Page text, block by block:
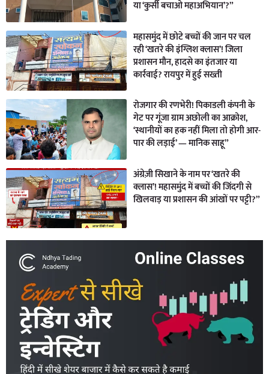
या ‘कुर्सी बचाओ महाअभियान’?”
महासमुंद में छोटे बच्चों की जान पर चल
रही ‘खतरे की इंग्लिश क्लास’! जिला
प्रशासन मौन, हादसे का इंतजार या
कार्रवाई? रायपुर में हुई सख्ती
रोजगार की रणभेरी! पिकाडली कंपनी के
गेट पर गूंजा ग्राम अछोली का आक्रोश,
‘स्थानीयों का हक नहीं मिला तो होगी आर-
पार की लड़ाई’ — मानिक साहू”
अंग्रेज़ी सिखाने के नाम पर ‘खतरे की
क्लास’! महासमुंद में बच्चों की जिंदगी से
खिलवाड़ या प्रशासन की आंखों पर पट्टी?”